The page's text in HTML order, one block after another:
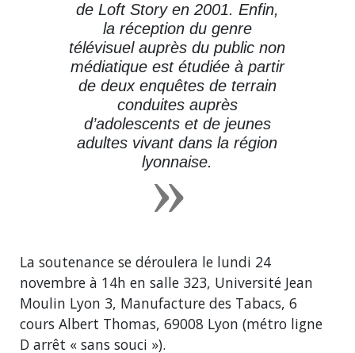
de Loft Story en 2001. Enfin,
la réception du genre
télévisuel auprès du public non
médiatique est étudiée à partir
de deux enquêtes de terrain
conduites auprès
d’adolescents et de jeunes
adultes vivant dans la région
lyonnaise.
La soutenance se déroulera le lundi 24
novembre à 14h en salle 323, Université Jean
Moulin Lyon 3, Manufacture des Tabacs, 6
cours Albert Thomas, 69008 Lyon (métro ligne
D arrêt « sans souci »).